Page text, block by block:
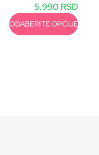
5.990 RSD
ODABERITE OPCIJE